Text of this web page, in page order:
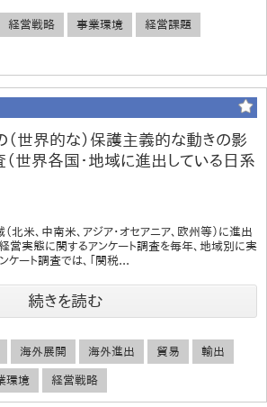
経営戦略 事業環境 経営課題
（世界的な）保護主義的な動きの影
（世界各国・地域に進出している日系
北米、中南米、アジア・オセアニア、欧州等）に進出
営実態に関するアンケート調査を毎年、地域別に実
ケート調査では、「関税...
続きを読む
海外展開 海外進出 貿易 輸出
環境 経営戦略